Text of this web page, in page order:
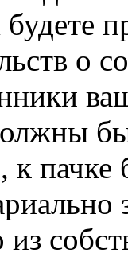
о
к пачке
из